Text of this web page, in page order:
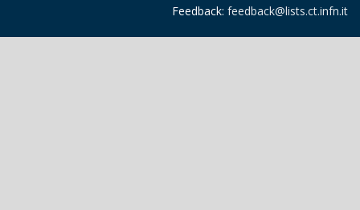
Feedback: feedback@lists.ct.infn.it